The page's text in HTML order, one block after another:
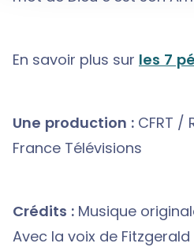
En savoir plus sur les 7
Une production : CFRT /
France Télévisions
Crédits : Musique
Avec la voix de